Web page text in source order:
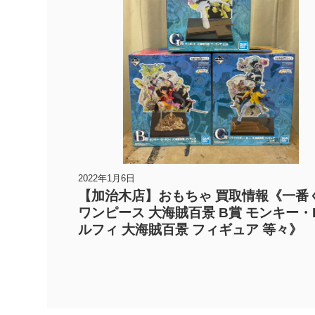
2022年1月6日
【加治木店】おもちゃ 買取情報《一番
ワンピース 大海賊百景 B賞 モンキー・
ルフィ 大海賊百景 フィギュア 等々》